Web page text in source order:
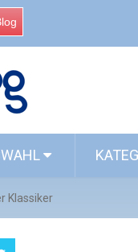
Klassiker